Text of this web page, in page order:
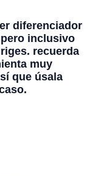
diferenciador
inclusivo
recuerda
muy
que úsala